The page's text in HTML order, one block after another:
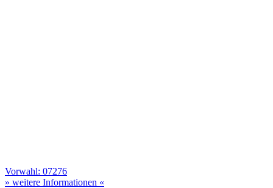
Vorwahl: 07276
» weitere Informationen «